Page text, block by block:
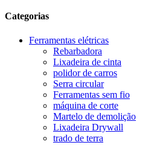
Categorias
Ferramentas elétricas
Rebarbadora
Lixadeira de cinta
polidor de carros
Serra circular
Ferramentas sem fio
máquina de corte
Martelo de demolição
Lixadeira Drywall
trado de terra